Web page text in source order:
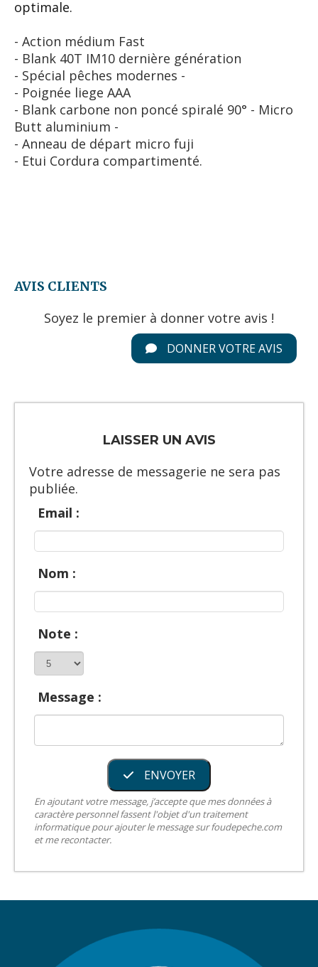
optimale.
- Action médium Fast
- Blank 40T IM10 dernière génération
- Spécial pêches modernes -
- Poignée liege AAA
- Blank carbone non poncé spiralé 90° - Micro
Butt aluminium -
- Anneau de départ micro fuji
- Etui Cordura compartimenté.
AVIS CLIENTS
Soyez le premier à donner votre avis !
DONNER VOTRE AVIS
LAISSER UN AVIS
Votre adresse de messagerie ne sera pas
publiée.
Email :
Nom :
Note :
Message :
ENVOYER
En ajoutant votre message, j’accepte que mes données à
caractère personnel fassent l'objet d'un traitement
informatique pour ajouter le message sur foudepeche.com
et me recontacter.